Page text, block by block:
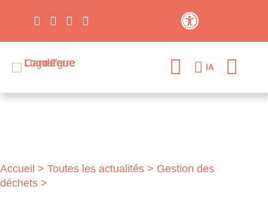
IA
Accueil > Toutes les actualités > Gestion des
déchets >